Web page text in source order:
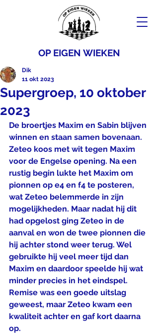
OP EIGEN WIEKEN
Supergroep, 10 oktober
2023
Dik
11 okt 2023
De broertjes Maxim en Sabin blijven
winnen en staan samen bovenaan.
Zeteo koos met wit tegen Maxim
voor de Engelse opening. Na een
rustig begin lukte het Maxim om
pionnen op e4 en f4 te posteren,
wat Zeteo belemmerde in zijn
mogelijkheden. Maar nadat hij dit
had opgelost ging Zeteo in de
aanval en won de twee pionnen die
hij achter stond weer terug. Wel
gebruikte hij veel meer tijd dan
Maxim en daardoor speelde hij wat
minder precies in het eindspel.
Remise was een goede uitslag
geweest, maar Zeteo kwam een
kwaliteit achter en gaf kort daarna
op.